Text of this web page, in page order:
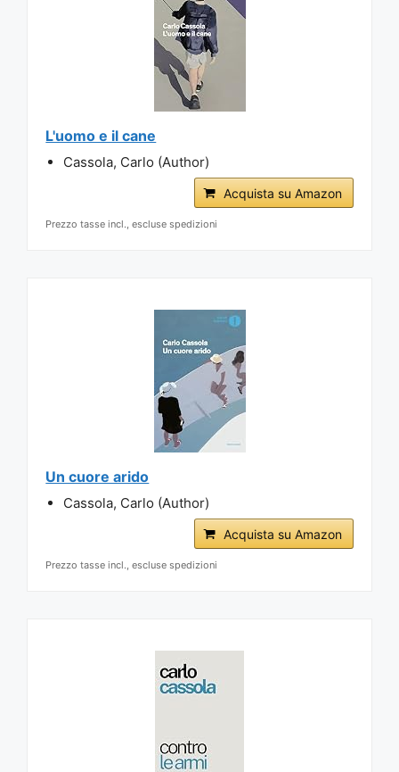
L'uomo e il cane
Cassola, Carlo (Author)
Acquista su Amazon
Prezzo tasse incl., escluse spedizioni
Un cuore arido
Cassola, Carlo (Author)
Acquista su Amazon
Prezzo tasse incl., escluse spedizioni